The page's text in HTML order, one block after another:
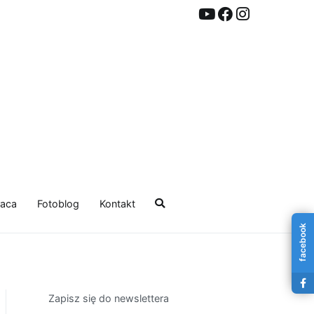
Fotoblog Kontakt
Zapisz się do newslettera
facebook